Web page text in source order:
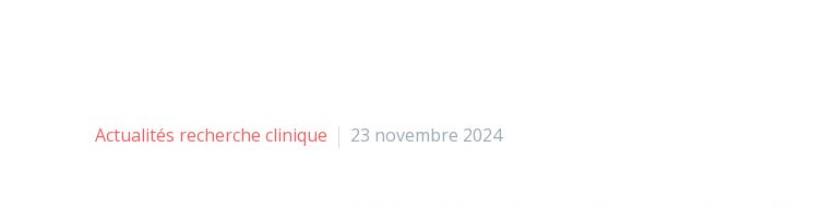
Actualités recherche clinique 23 novembre 2024